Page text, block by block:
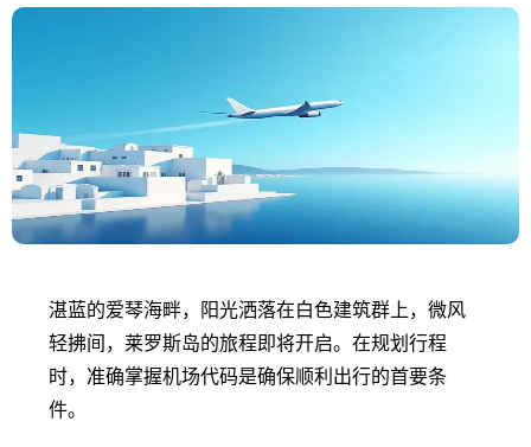
湛蓝的爱琴海畔，阳光洒落在白色建筑群上，微风
轻拂间，莱罗斯岛的旅程即将开启。在规划行程
时，准确掌握机场代码是确保顺利出行的首要条
件。